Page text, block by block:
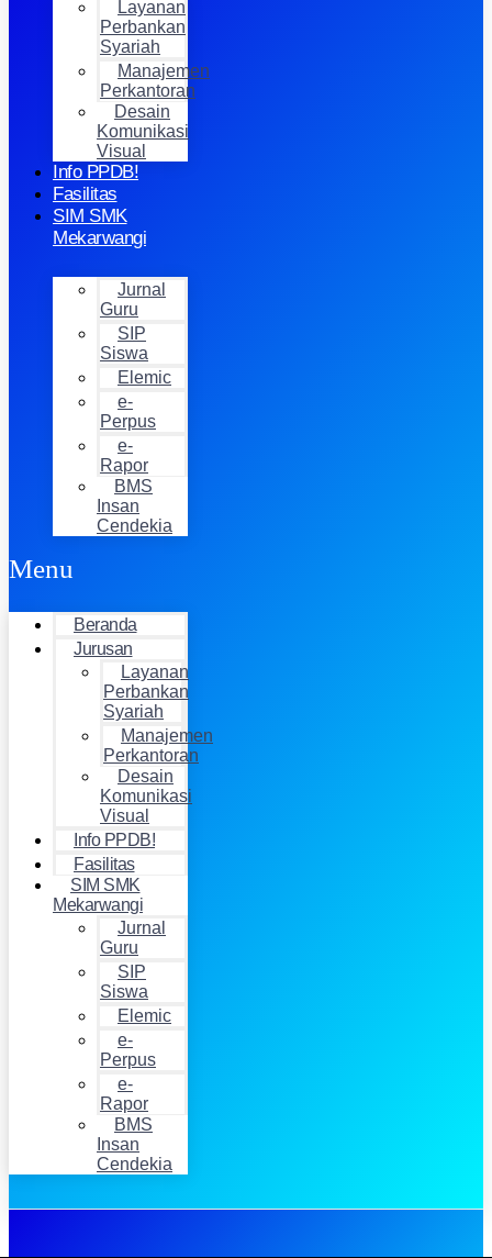
Layanan
Perbankan
Syariah
Manajemen
Perkantoran
Desain
Komunikasi
Visual
Info PPDB!
Fasilitas
SIM SMK
Mekarwangi
Jurnal
Guru
SIP
Siswa
Elemic
e-
Perpus
e-
Rapor
BMS
Insan
Cendekia
Menu
Beranda
Jurusan
Layanan
Perbankan
Syariah
Manajemen
Perkantoran
Desain
Komunikasi
Visual
Info PPDB!
Fasilitas
SIM SMK
Mekarwangi
Jurnal
Guru
SIP
Siswa
Elemic
e-
Perpus
e-
Rapor
BMS
Insan
Cendekia